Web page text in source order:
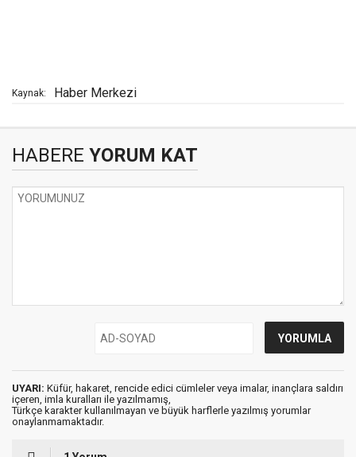
Kaynak: Haber Merkezi
HABERE YORUM KAT
UYARI: Küfür, hakaret, rencide edici cümleler veya imalar, inançlara saldırı
içeren, imla kuralları ile yazılmamış,
Türkçe karakter kullanılmayan ve büyük harflerle yazılmış yorumlar
onaylanmamaktadır.